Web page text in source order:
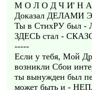
М О Л О Д Ч И' Н А
Доказал ДЕЛАМИ
Ты в СтихРУ был
ЗДЕСЬ стал -
-----
Если у тебя, Мой
возникли Сбои
ты вынужден был
может быть и -